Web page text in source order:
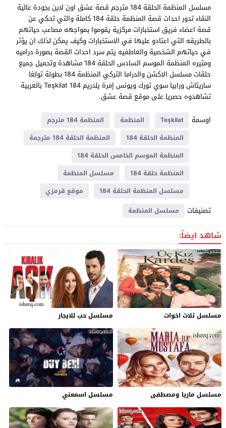
مسلسل المنظمة الحلقة 184 مترجم قصة عشق اون لاين بجودة عالية
النقاء تدور احداث قصة المنظمة حلقة 184 كاملة والتي تحكي عن
قصة اعضاء فريق استخبارات مركزية يقوموا بمواجهه مصاعب حياتهم
بالطريقه التي اعتادو عليها في الاستخبارات وكيف يمكن لذلك ان يؤثر
في حياتهم الشخصية والعاطفيه يتم سرد احداث القصة بصورة دراميه
ومثيره المنظمة الموسم السادس الحلقة 184 مشاهدة وتحميل جميع
حلقات مسلسل الاكشن والدراما التركي المنظمة 184 بطولة تولغا
ساريتاش ورابيا سوي تورك ويونس إمرة يلدريم Teşkilat 184 بالعربية
تشاهدوه حصريا على موقع قصة عشق.
اوسمة
Teşkilat المنظمة
المنظمة 184 مترجم
المنظمة الحلقة 184
المنظمة الحلقة 184 مترجمة
المنظمة الموسم الخامس الحلقة 184
المنظمة حلقة 184
مسلسل المنظمة
مسلسل المنظمة الحلقة 184
موقع قرمزي
تصنيفات مسلسل المنظمة
شاهد ايضاً:
مسلسل ثلاث اخوات مسلسل حب للايجار
مسلسل ماريا ومصطفى مسلسل اسمعني